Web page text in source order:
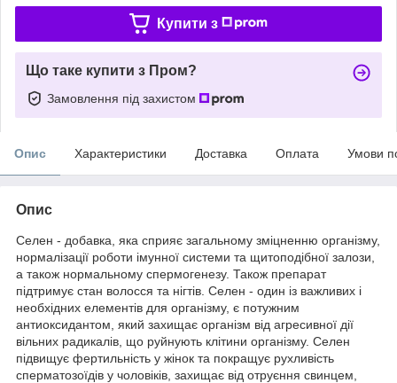
Купити з
Що таке купити з Пром?
Замовлення під захистом
Опис Характеристики Доставка Оплата Умови
Опис
Селен - добавка, яка сприяє загальному зміцненню організму,
нормалізації роботи імунної системи та щитоподібної залози,
а також нормальному спермогенезу. Також препарат
підтримує стан волосся та нігтів. Селен - один із важливих і
необхідних елементів для організму, є потужним
антиоксидантом, який захищає організм від агресивної дії
вільних радикалів, що руйнують клітини організму. Селен
підвищує фертильність у жінок та покращує рухливість
сперматозоїдів у чоловіків, захищає від отруєння свинцем,